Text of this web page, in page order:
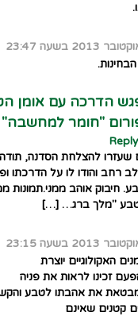
הדרכה עם אומן
"חומר למחשבה"
Reply
שעזרו להצלחת הסדנה,
רחב והודו לו על הדרכתו
חיבוק אוהב
"מלך ברג… […]
האקולוגיים יוצרת
זכינו לראות את פניה
את אהבתו לטבע
קטנים שאינם